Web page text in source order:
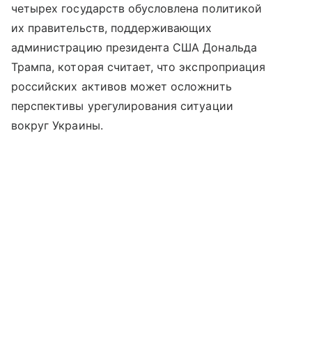
четырех государств обусловлена политикой
их правительств, поддерживающих
администрацию президента США Дональда
Трампа, которая считает, что экспроприация
российских активов может осложнить
перспективы урегулирования ситуации
вокруг Украины.